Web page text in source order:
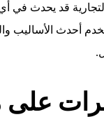
قد يحدث
أحدث الأساليب
على